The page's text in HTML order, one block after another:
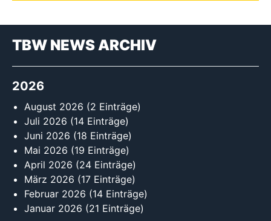
TBW NEWS ARCHIV
2026
August 2026 (2 Einträge)
Juli 2026 (14 Einträge)
Juni 2026 (18 Einträge)
Mai 2026 (19 Einträge)
April 2026 (24 Einträge)
März 2026 (17 Einträge)
Februar 2026 (14 Einträge)
Januar 2026 (21 Einträge)